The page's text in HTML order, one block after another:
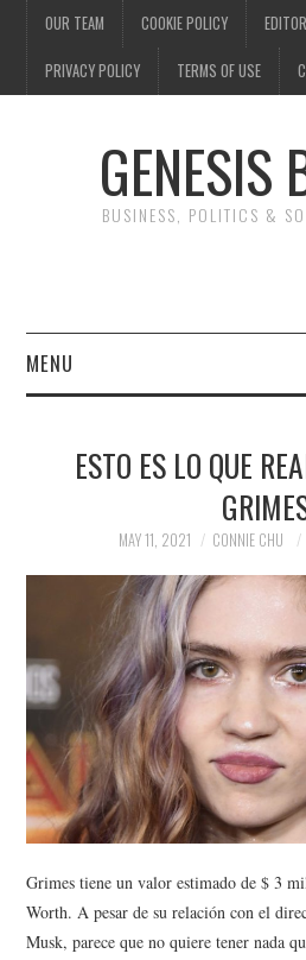
OUR TEAM COOKIE POLICY
PRIVACY POLICY TERMS OF USE
GENESIS
BUSINESS, POLITICS &
MENU
FINANCE
POLITICS
SOCIETY
SPORTS
TECHNOLOGY
ESTO ES LO QUE
MAY 11, 2021 CONNIE CHU
Grimes tiene un valor estimado de $ 3
Worth. A pesar de su relación con el
Musk, parece que no quiere tener nada